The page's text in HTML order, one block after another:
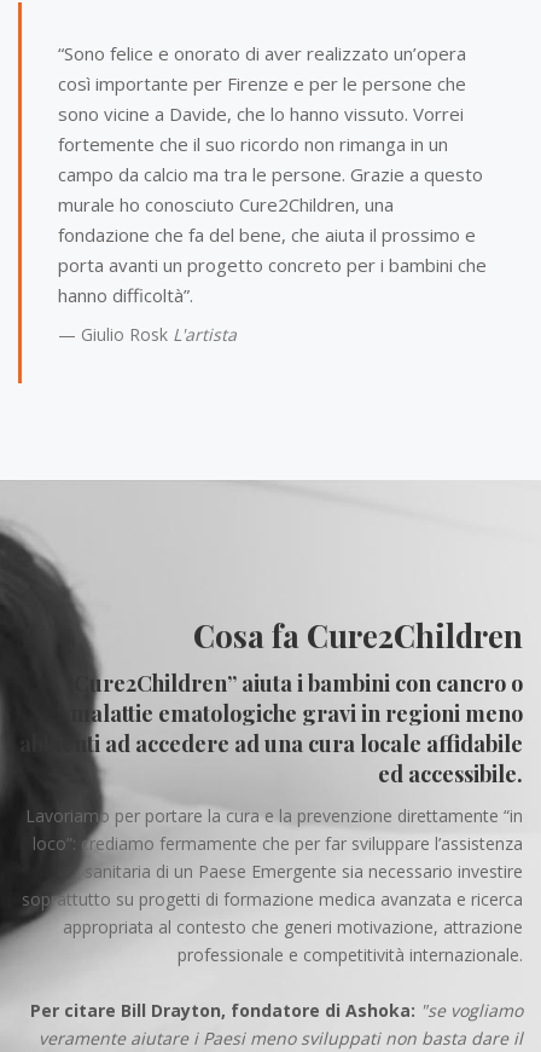
“Sono felice e onorato di aver realizzato un’opera
così importante per Firenze e per le persone che
sono vicine a Davide, che lo hanno vissuto. Vorrei
fortemente che il suo ricordo non rimanga in un
campo da calcio ma tra le persone. Grazie a questo
murale ho conosciuto Cure2Children, una
fondazione che fa del bene, che aiuta il prossimo e
porta avanti un progetto concreto per i bambini che
hanno difficoltà”.
Giulio Rosk L'artista
Cosa fa Cure2Children
Cure2Children” aiuta i bambini con cancro o
malattie ematologiche gravi in regioni meno
abbienti ad accedere ad una cura locale affidabile
ed accessibile.
Lavoriamo per portare la cura e la prevenzione direttamente “in
loco”: crediamo fermamente che per far sviluppare l’assistenza
sanitaria di un Paese Emergente sia necessario investire
soprattutto su progetti di formazione medica avanzata e ricerca
appropriata al contesto che generi motivazione, attrazione
professionale e competitività internazionale.
Per citare Bill Drayton, fondatore di Ashoka: "se vogliamo
veramente aiutare i Paesi meno sviluppati non basta dare il